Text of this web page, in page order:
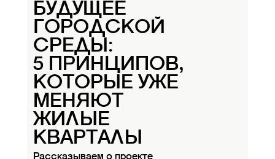
БУДУЩЕЕ
ГОРОДСКОЙ
СРЕДЫ:
5 ПРИНЦИПОВ,
КОТОРЫЕ УЖЕ
МЕНЯЮТ
ЖИЛЫЕ
КВАРТАЛЫ